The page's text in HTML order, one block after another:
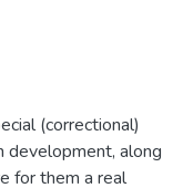
(correctional)
development, along
for them a real